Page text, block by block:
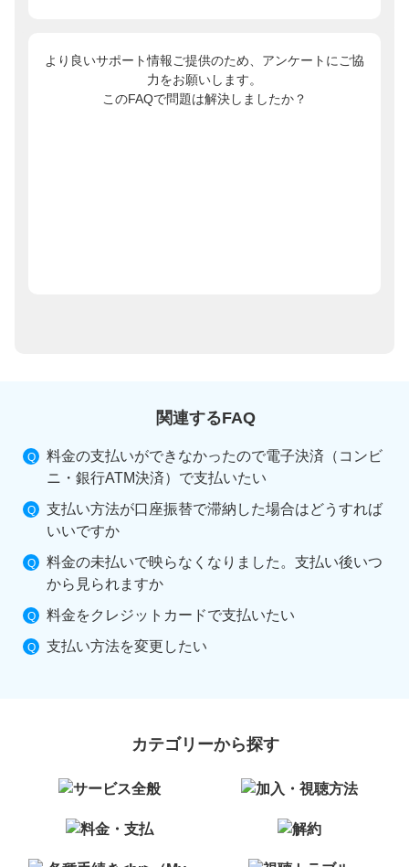
より良いサポート情報ご提供のため、アンケートにご協
力をお願いします。
このFAQで問題は解決しましたか？
関連するFAQ
料金の支払いができなかったので電子決済（コンビ
ニ・銀行ATM決済）で支払いたい
支払い方法が口座振替で滞納した場合はどうすれば
いいですか
料金の未払いで映らなくなりました。支払い後いつ
から見られますか
料金をクレジットカードで支払いたい
支払い方法を変更したい
カテゴリーから探す